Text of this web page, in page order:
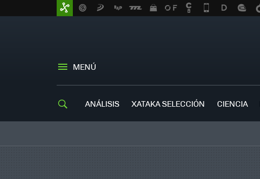
MENÚ
ANÁLISIS XATAKA SELECCIÓN CIENCIA